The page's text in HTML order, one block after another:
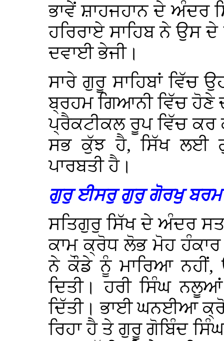
ਭਾਵੇਂ ਸ਼ਾਹਜਹਾਨ ਦੇ ਅੰਦਰ
ਹਰਿਰਾਏ ਸਾਹਿਬ ਨੇ ਉਸ
ਦਵਾਈ ਭੇਜੀ।
ਸਾਰੇ ਗੁਰੂ ਸਾਹਿਬਾਂ ਵਿੱਚ
ਬ੍ਰਹਮ ਗਿਆਨੀ ਵਿੱਚ ਹੋਣੇ
ਪ੍ਰੈਕਟੀਕਲ ਰੂਪ ਵਿੱਚ
ਸਭ ਕੁੱਝ ਹੈ, ਸਿੱਖ ਲਈ
ਪਾਰਬਤੀ ਹੈ।
ਗੁਰੁ ਈਸਰੁ ਗੁਰੁ ਗੋਰਖੁ
ਸਤਿਗੁਰੁ ਸਿੱਖ ਦੇ ਅੰਦਰ
ਕਾਮ ਕ੍ਰੋਧ ਲੋਭ ਮੋਹ ਹੰਕਾਰ
ਨੇ ਕੌਡੇ ਨੂੰ ਮਾਰਿਆ ਨਹੀਂ,
ਦਿਤੀ। ਹਰੀ ਸਿੰਘ
ਦਿੱਤੀ। ਭਾਈ ਘਨਈਆ
ਰਿਹਾ ਹੈ ਤੇ ਗੁਰੂ ਗੋਬਿੰਦ